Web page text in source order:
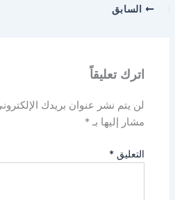
السابق
اترك تعليقاً
لن يتم نشر عنوان بريدك
مشار إليها بـ*
التعليق*